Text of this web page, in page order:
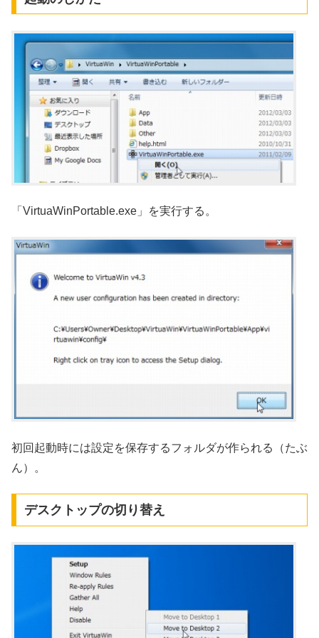
「VirtuaWinPortable.exe」を実行する。
初回起動時には設定を保存するフォルダが作られる（たぶ
ん）。
デスクトップの切り替え